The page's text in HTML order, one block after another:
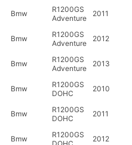
Bmw
R1200GS
Adventure
2011
Bmw
R1200GS
Adventure
2012
Bmw
R1200GS
Adventure
2013
Bmw
R1200GS
DOHC
2010
Bmw
R1200GS
DOHC
2011
Bmw
R1200GS
2012